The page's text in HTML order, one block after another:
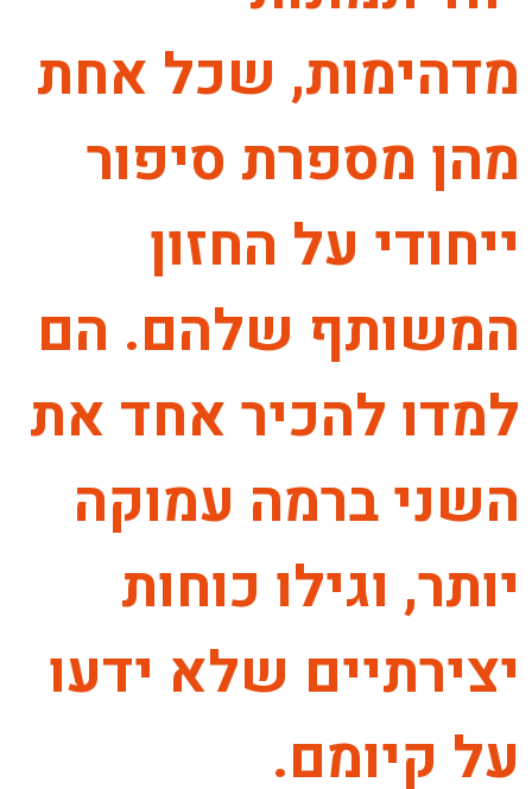
מדהימות, שכל אחת
מהן מספרת סיפור
ייחודי על החזון
המשותף שלהם. הם
למדו להכיר אחד את
השני ברמה עמוקה
יותר, וגילו כוחות
יצירתיים שלא ידעו
על קיומם.